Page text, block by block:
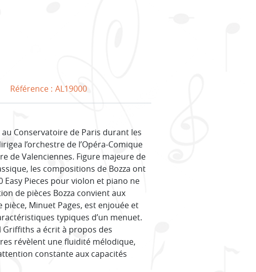
Référence : AL19000
Conservatoire de Paris durant les
l’orchestre de l’Opéra-Comique
de Valenciennes. Figure majeure de
les compositions de Bozza ont
Easy Pieces pour violon et piano ne
de pièces Bozza convient aux
Minuet Pages, est enjouée et
typiques d’un menuet.
Griffiths a écrit à propos des
révèlent une fluidité mélodique,
constante aux capacités